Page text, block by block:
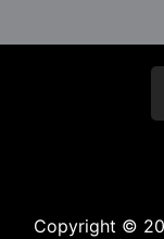
Copyright ©